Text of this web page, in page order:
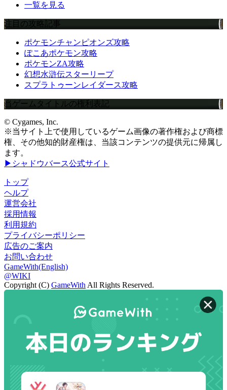
一覧を見る
注目の攻略記事
ポケモンチャンピオンズ攻略
ぽこあポケモン攻略
ポケモンZA攻略
幻想水滸伝スターリープ
スプラトゥーンレイダース攻略
当ゲームタイトルの権利表記
© Cygames, Inc.
※当サイト上で使用しているゲーム画像の著作権および商標
権、その他知的財産権は、当該コンテンツの提供元に帰属し
ます。
▶シャドウバース公式サイト
トップ
ヘルプ
運営会社
採用情報
利用規約
プライバシーポリシー
広告のご案内
お問い合わせ
GameWith(English)
@WIKI
Copyright (C) GameWith All Rights Reserved.